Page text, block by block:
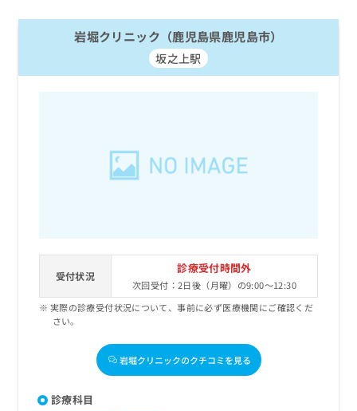
岩堀クリニック（鹿児島県鹿児島市）
坂之上駅
受付状況
診療受付時間外
次回受付：2日後（月曜）の9:00～12:30
実際の診療受付状況について、事前に必ず医療機関にご確認くだ
さい。
岩堀クリニックのクチコミを見る
診療科目